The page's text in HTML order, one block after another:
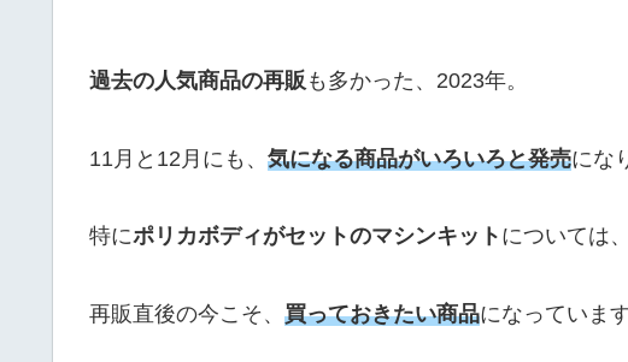
過去の人気商品の再販 も多かった、2023年。
11月と12月にも、 気になる商品がいろいろと発売にな
特にポリカボディがセットのマシンキット については
再販直後の今こそ、 買っておきたい商品になっています